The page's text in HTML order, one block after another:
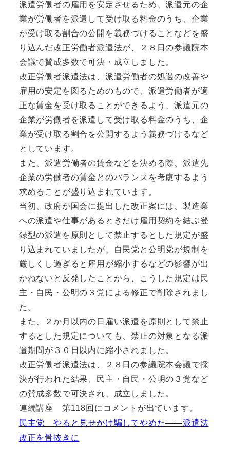
派遣労働者の雇用を安定させるため、派遣元の企
業が労働者を派遣して受け取る料金のうち、企業
が受け取る割合の公開を義務づけることなどを盛
り込んだ改正労働者派遣法が、２８日の参議院本
会議で賛成多数で可決・成立しました。
改正労働者派遣法は、派遣労働者の処遇の改善や
雇用の安定を図るためのもので、派遣労働者が適
正な賃金を受け取ることができるよう、派遣元の
企業が労働者を派遣して受け取る料金のうち、企
業が受け取る割合を公開するよう義務づけるなど
としています。
また、派遣労働者の賃金などを決める際、派遣先
企業の労働者の賃金とのバランスを考慮するよう
求めることが盛り込まれています。
当初、政府が国会に提出した改正案には、製造業
への派遣や仕事があるときだけ雇用契約を結ぶ登
録型の派遣を原則として禁止するとした規定が盛
り込まれていましたが、自民党と公明党が規制を
厳しくし過ぎると雇用が縮小するなどの影響が出
かねないと反発したことから、こうした規定は民
主・自民・公明の３党による修正で削除されまし
た。
また、２か月以内の日雇い派遣を原則として禁止
するとした規定についても、禁止の対象となる派
遣期間が３０日以内に縮小されました。
改正労働者派遣法は、２８日の参議院本会議で採
決が行われた結果、民主・自民・公明の３党など
の賛成多数で可決され、成立しました。
連続講座 第118回にコメントが出ています。
民主党 やると見せかけ騙してやめた――派遣法
改正を骨抜きに